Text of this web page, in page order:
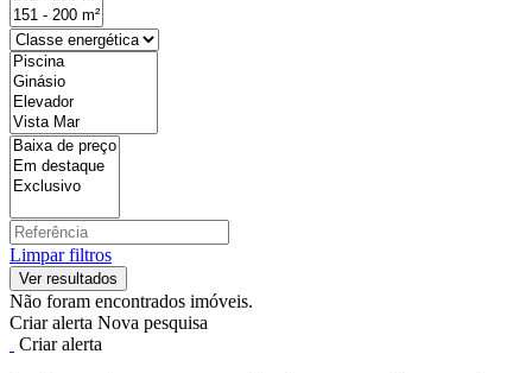
Limpar filtros
Não foram encontrados imóveis.
Criar alerta Nova pesquisa
Criar alerta